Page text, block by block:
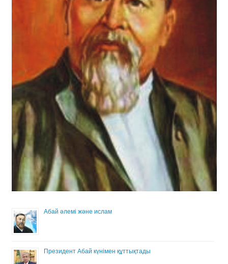
Абай әлемі және ислам
Президент Абай күнімен құттықтады